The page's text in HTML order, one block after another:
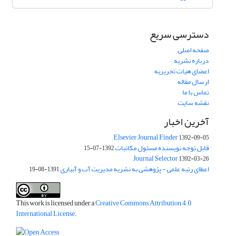
دسترسی سریع
صفحه اصلی
درباره نشریه
اعضای هیات تحریریه
ارسال مقاله
تماس با ما
نقشه سایت
آخرین اخبار
Elsevier Journal Finder1392-09-05
قابل توجه نویسنده مسئول مکاتبات1392-07-15
Journal Selector1392-03-26
اعطای رتبه علمی - پژوهشی به نشریه مدیریت آب و آبیاری1391-08-19
This work is licensed under aCreative Commons Attribution 4.0
International License.